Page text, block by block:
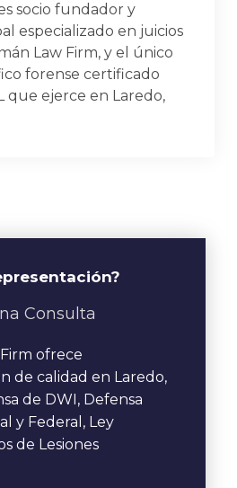
socio fundador y
especializado en juicios
Law Firm, y el único
forense certificado
que ejerce en Laredo,
Consulta
ofrece
de calidad en Laredo,
de DWI, Defensa
y Federal, Ley
de Lesiones